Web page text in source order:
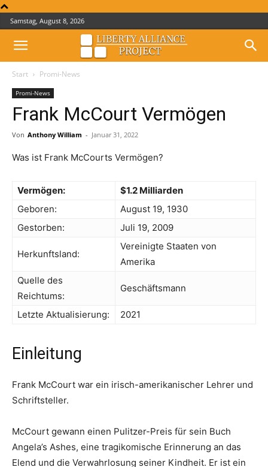
Samstag, August 8, 2026
Start Promi-News
Promi-News
Frank McCourt Vermögen
Von Anthony William - Januar 31, 2022
Was ist Frank McCourts Vermögen?
Vermögen:
$1.2 Milliarden
Geboren:
August 19, 1930
Gestorben:
Juli 19, 2009
Herkunftsland:
Vereinigte Staaten von
Amerika
Quelle des
Reichtums:
Geschäftsmann
Letzte Aktualisierung: 2021
Einleitung
Frank McCourt war ein irisch-amerikanischer Lehrer und
Schriftsteller.
McCourt gewann einen Pulitzer-Preis für sein Buch
Angela’s Ashes, eine tragikomische Erinnerung an das
Elend und die Verwahrlosung seiner Kindheit. Er ist ein